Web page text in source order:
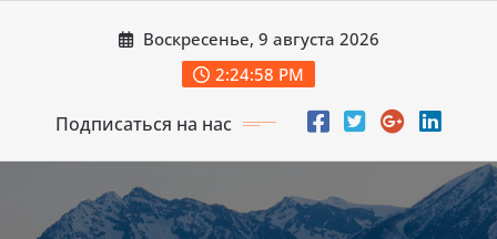
Воскресенье, 9 августа 2026
2:25:00 PM
Подписаться на нас